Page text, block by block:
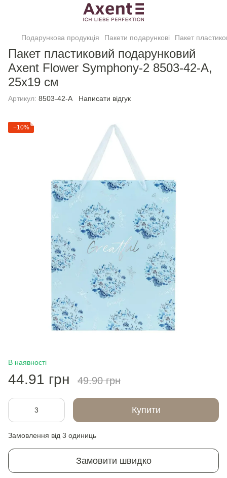
Подарункова продукція Пакети подарункові Пакет
Пакет пластиковий подарунковий
Axent Flower Symphony-2 8503-42-A,
25х19 см
Артикул: 8503-42-A Написати відгук
−10%
В наявності
44.91 грн 49.90 грн
Купити
Замовлення від 3 одиниць
Замовити швидко